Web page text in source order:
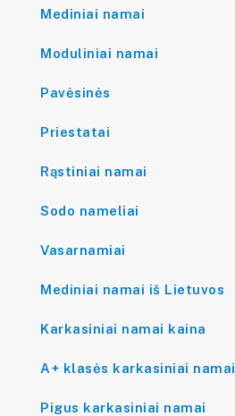
Mediniai namai
Moduliniai namai
Pavėsinės
Priestatai
Rąstiniai namai
Sodo nameliai
Vasarnamiai
Mediniai namai iš Lietuvos
Karkasiniai namai kaina
A+ klasės karkasiniai namai
Pigus karkasiniai namai